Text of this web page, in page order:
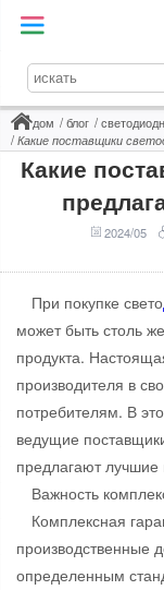
дом блог
Какие поставщики
Какие
2024/05
При покупке свето
может быть столь
продукта.
производителя в
потребителям. В
ведущие
предлагают лучшие
Важность
Комплексная
производственные
определенным